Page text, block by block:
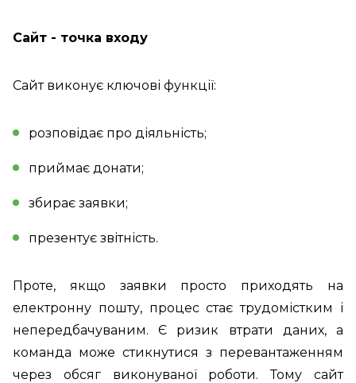
Сайт - точка входу
Сайт виконує ключові функції:
розповідає про діяльність;
приймає донати;
збирає заявки;
презентує звітність.
Проте, якщо заявки просто приходять на
електронну пошту, процес стає трудомістким і
непередбачуваним. Є ризик втрати даних, а
команда може стикнутися з перевантаженням
через обсяг виконуваної роботи. Тому сайт